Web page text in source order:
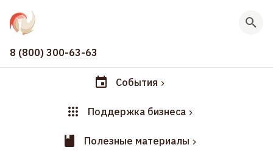
8 (800) 300-63-63
События
Поддержка бизнеса
Полезные материалы